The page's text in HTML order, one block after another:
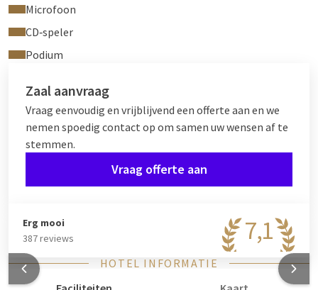
Microfoon
CD‑speler
Podium
Zaal aanvraag
Vraag eenvoudig en vrijblijvend een offerte aan en we
nemen spoedig contact op om samen uw wensen af te
stemmen.
Vraag offerte aan
7,1
Erg mooi
387 reviews
HOTEL INFORMATIE